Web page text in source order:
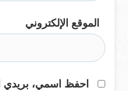
الموقع الإلكتروني
احفظ اسمي، بريدي